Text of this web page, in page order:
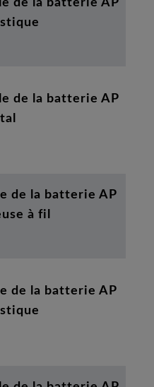
de la batterie AP
de la batterie AP
de la batterie AP
à fil
de la batterie AP